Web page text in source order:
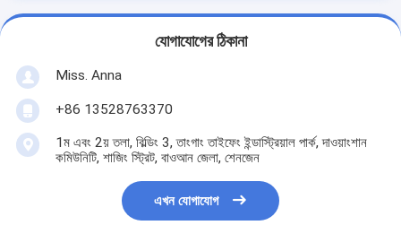
যোগাযোগের ঠিকানা
Miss. Anna
+86 13528763370
1ম এবং 2য় তলা, বিল্ডিং 3, তাংগাং তাইফেং ইন্ডাস্ট্রিয়াল পার্ক, দাওয়াংশান
কমিউনিটি, শাজিং স্ট্রিট, বাওআন জেলা, শেনজেন
এখন যোগাযোগ